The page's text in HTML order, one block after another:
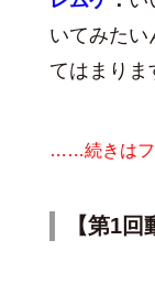
いてみた
てはまりま
……続きはフ
【第1